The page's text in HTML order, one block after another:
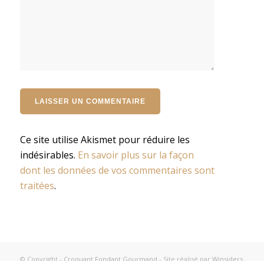
Ce site utilise Akismet pour réduire les
indésirables. En savoir plus sur la façon
dont les données de vos commentaires sont
traitées.
© Copyright - Croquant Fondant Gourmand - Site réalisé par Winsiders